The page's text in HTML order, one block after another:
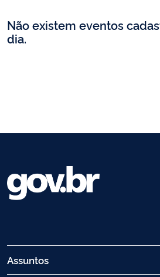
Não existem eventos
dia.
Assuntos